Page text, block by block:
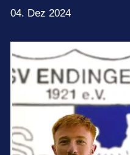
Vereinsspielplan
Sponsoren
Teams
Jugend
04. Dez 2024